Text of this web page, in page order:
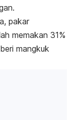
pakar
memakan 31%
mangkuk